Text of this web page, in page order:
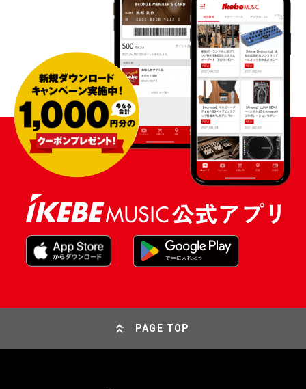
PAGE TOP